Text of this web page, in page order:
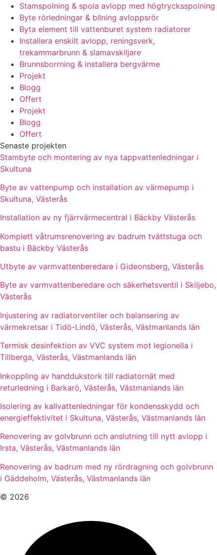
Stamspolning & spola avlopp med högtrycksspolning
Byte rörledningar & bilning avloppsrör
Byta element till vattenburet system radiatorer
Installera enskilt avlopp, reningsverk,
trekammarbrunn & slamavskiljare
Brunnsborrning & installera bergvärme
Projekt
Blogg
Offert
Projekt
Blogg
Offert
Senaste projekten
Stambyte och montering av nya tappvattenledningar i
Skultuna
Byte av vattenpump och installation av värmepump i
Skultuna, Västerås
Installation av ny fjärrvärmecentral i Bäckby Västerås
Komplett våtrumsrenovering av badrum tvättstuga och
bastu i Bäckby Västerås
Utbyte av varmvattenberedare i Gideonsberg, Västerås
Byte av varmvattenberedare och säkerhetsventil i Skiljebo,
Västerås
Injustering av radiatorventiler och balansering av
värmekretsar i Tidö-Lindö, Västerås, Västmanlands län
Termisk desinfektion av VVC system mot legionella i
Tillberga, Västerås, Västmanlands län
Inkoppling av handdukstork till radiatornät med
returledning i Barkarö, Västerås, Västmanlands län
Isolering av kallvattenledningar för kondensskydd och
energieffektivitet i Skultuna, Västerås, Västmanlands län
Renovering av golvbrunn och anslutning till nytt avlopp i
Irsta, Västerås, Västmanlands län
Renovering av badrum med ny rördragning och golvbrunn
i Gäddeholm, Västerås, Västmanlands län
© 2026